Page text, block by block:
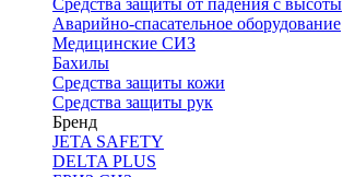
Средства защиты от падения с высоты
Аварийно-спасательное оборудование
Медицинские СИЗ
Бахилы
Средства защиты кожи
Средства защиты рук
Бренд
JETA SAFETY
DELTA PLUS